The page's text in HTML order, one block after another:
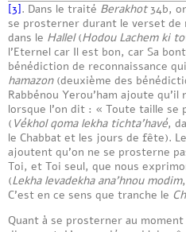
[3]. Dans le traité Berakhot34b,
se prosterner durant le verset de
dans le Hallel(Hodou Lachem ki
l’Eternel car Il est bon, car Sa
bénédiction de reconnaissance
hamazon(deuxième des
Rabbénou Yerou’ham ajoute
lorsque l’on dit : « Toute taille
( Vékhol qoma lekha tichta’havé,
le Chabbat et les jours de fête).
ajoutent qu’on ne se prosterne
Toi, et Toi seul, que nous
(Lekha levadekha ana’hnou modim
C’est en ce sens que tranche le
Quant à se prosterner au moment